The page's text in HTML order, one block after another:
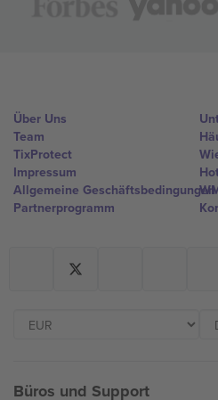
Über Uns
Team
TixProtect
Impressum
Allgemeine Geschäftsbedingungen
Partnerprogramm
Büros und Support